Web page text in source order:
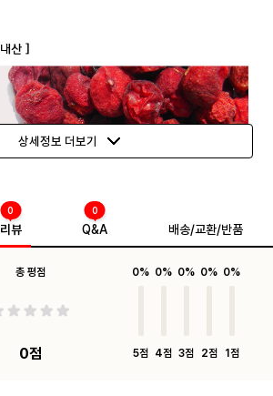
상세정보 더보기
리뷰
0
Q&A
0
배송/교환/반품
총 평점
0점
0%
5점
0%
4점
0%
3점
0%
2점
0%
1점